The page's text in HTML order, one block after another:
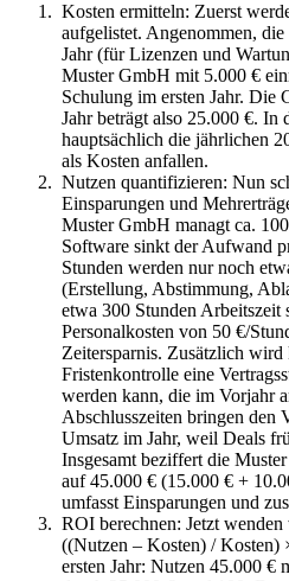
Kosten ermitteln: Zuerst
aufgelistet. Angenommen,
Jahr (für Lizenzen und
Muster GmbH mit 5.000 €
Schulung im ersten Jahr. Die
Jahr beträgt also 25.000 €. In
hauptsächlich die jährlichen
als Kosten anfallen.
Nutzen quantifizieren: Nun
Einsparungen und
Muster GmbH managt ca.
Software sinkt der Aufwand
Stunden werden nur noch
(Erstellung, Abstimmung,
etwa 300 Stunden
Personalkosten von 50 €/
Zeitersparnis. Zusätzlich wird
Fristenkontrolle eine
werden kann, die im Vorjahr
Abschlusszeiten bringen den
Umsatz im Jahr, weil Deals
Insgesamt beziffert die
auf 45.000 € (15.000 € +
umfasst Einsparungen und
ROI berechnen: Jetzt
((Nutzen – Kosten) / Kosten)
ersten Jahr: Nutzen 45.000 €